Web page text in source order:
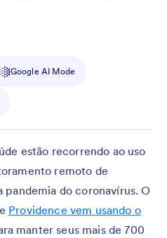
Google AI Mode
estão recorrendo ao uso
remoto de
pandemia do coronavírus. O
Providence vem usando o
manter seus mais de 700